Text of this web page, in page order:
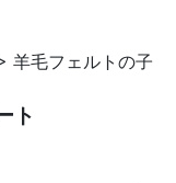
羊毛フェルトの子
ト